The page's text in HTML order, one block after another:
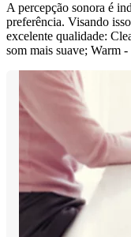
A percepção sonora é
preferência. Visando
excelente qualidade:
som mais suave; Warm